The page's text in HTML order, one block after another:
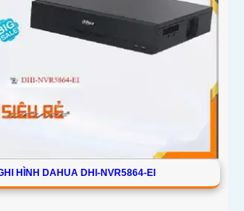
HÌNH DAHUA DHI-NVR5864-EI